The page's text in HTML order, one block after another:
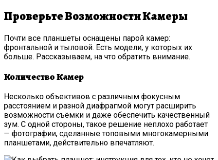
Проверьте Возможности Камеры
Почти все планшеты оснащены парой камер:
фронтальной и тыловой. Есть модели, у которых их
больше. Рассказываем, на что обратить внимание.
Количество Камер
Несколько объективов с различным фокусным
расстоянием и разной диафрагмой могут расширить
возможности съёмки и даже обеспечить качественный
зум. С одной стороны, такое решение неплохо работает
— фотографии, сделанные топовыми многокамерными
планшетами, действительно впечатляют.